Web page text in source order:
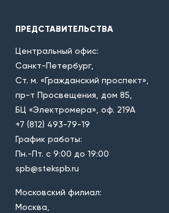
ПРЕДСТАВИТЕЛЬСТВА
Центральный офис:
Санкт-Петербург,
Ст. м. «Гражданский проспект»,
пр-т Просвещения, дом 85,
БЦ «Электромера», оф. 219А
+7 (812) 493-79-19
График работы:
Пн.-Пт. с 9:00 до 19:00
spb@stekspb.ru
Московский филиал:
Москва,